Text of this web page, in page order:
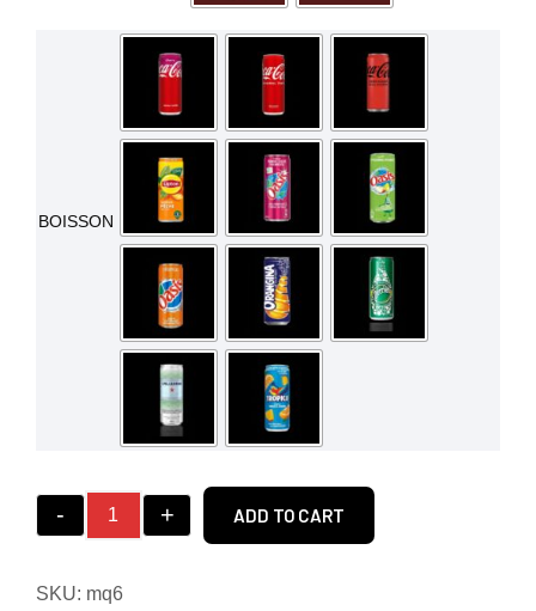
BOISSON
- + ADD TO CART
SKU: mq6